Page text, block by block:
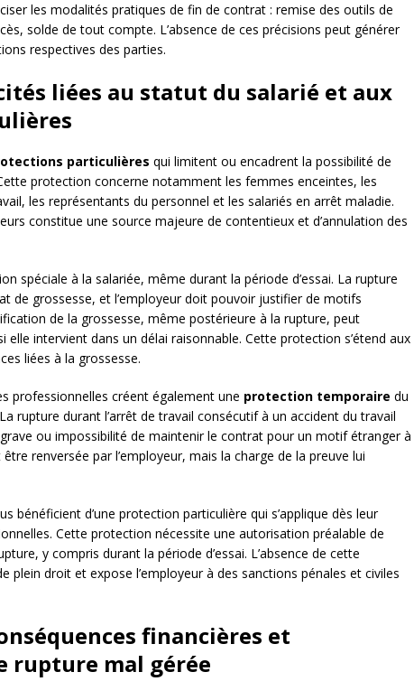
les modalités pratiques de fin de contrat : remise des outils de
solde de tout compte. L’absence de ces précisions peut générer
respectives des parties.
liées au statut du salarié et aux
particulières qui limitent ou encadrent la possibilité de
protection concerne notamment les femmes enceintes, les
les représentants du personnel et les salariés en arrêt maladie.
constitue une source majeure de contentieux et d’annulation des
spéciale à la salariée, même durant la période d’essai. La rupture
de grossesse, et l’employeur doit pouvoir justifier de motifs
de la grossesse, même postérieure à la rupture, peut
elle intervient dans un délai raisonnable. Cette protection s’étend aux
liées à la grossesse.
professionnelles créent également une protection temporaire du
rupture durant l’arrêt de travail consécutif à un accident du travail
ou impossibilité de maintenir le contrat pour un motif étranger à
renversée par l’employeur, mais la charge de la preuve lui
bénéficient d’une protection particulière qui s’applique dès leur
Cette protection nécessite une autorisation préalable de
y compris durant la période d’essai. L’absence de cette
plein droit et expose l’employeur à des sanctions pénales et civiles
financières et
rupture mal gérée